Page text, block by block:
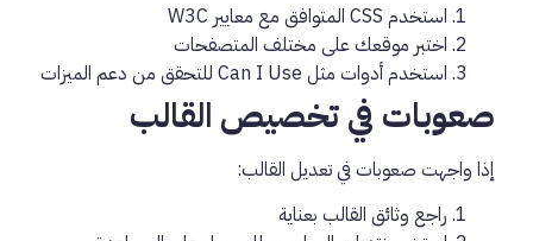
استخدم CSS المتوافق مع معايير W3C
اختبر موقعك على مختلف المتصفحات
استخدم أدوات مثل Can I Use للتحقق من دعم الميزات
صعوبات في تخصيص القالب
إذا واجهت صعوبات في تعديل القالب:
راجع وثائق القالب بعناية